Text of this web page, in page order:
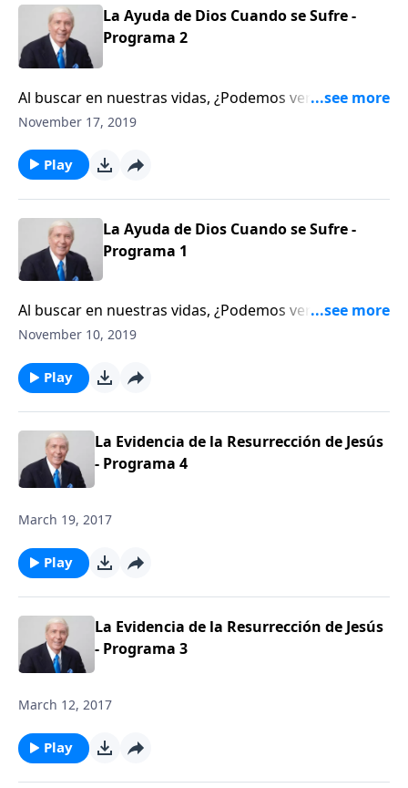
del testimonio de Joni y ver cómo Dios ha obrado en
su vida a pesar de su dolor.
La Ayuda de Dios Cuando se Sufre -
Programa 2
Al buscar en nuestras vidas, ¿Podemos ver las veces
que Dios ha sido fiel en nuestro pasado? ¿Podemos
noticias sobre nuestra salud?
November 17, 2019
Play
La Ayuda de Dios Cuando se Sufre -
Programa 1
Al buscar en nuestras vidas, ¿Podemos ver las veces
que Dios ha sido fiel en nuestro pasado? ¿Podemos
noticias sobre nuestra salud?
November 10, 2019
Play
La Evidencia de la Resurrección de Jesús
- Programa 4
March 19, 2017
Play
La Evidencia de la Resurrección de Jesús
- Programa 3
March 12, 2017
Play